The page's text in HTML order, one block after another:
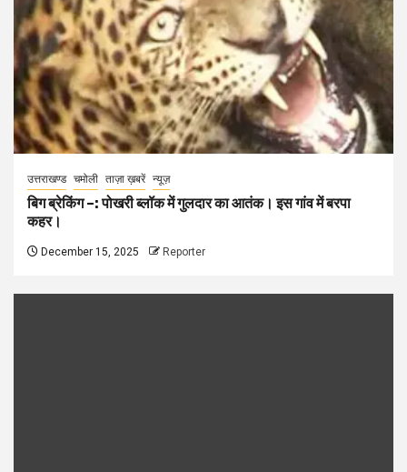
उत्तराखण्ड चमोली ताज़ा ख़बरें न्यूज़
बिग ब्रेकिंग –: पोखरी ब्लॉक में गुलदार का आतंक। इस गांव में बरपा
कहर।
December 15, 2025 Reporter